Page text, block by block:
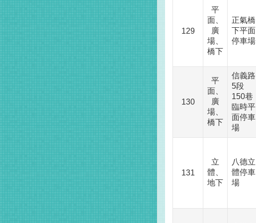
129
平
面、
廣
場、
橋下
正氣橋
下平面
停車場
130
平
面、
廣
場、
橋下
信義路
5段
150巷
臨時平
面停車
場
131
立
體、
地下
八德立
體停車
場